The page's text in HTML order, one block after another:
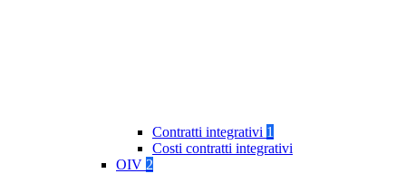
Contratti integrativi 1
Costi contratti integrativi
OIV 2